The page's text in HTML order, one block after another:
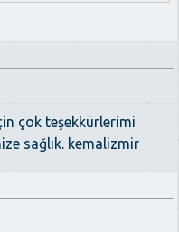
çok teşekkürlerimi
sağlık. kemalizmir